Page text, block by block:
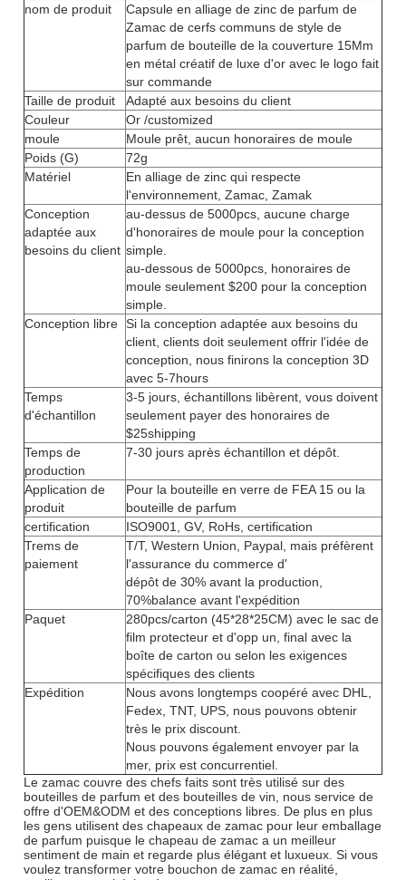
nom de produit
Capsule en alliage de zinc de parfum de
Zamac de cerfs communs de style de
parfum de bouteille de la couverture 15Mm
en métal créatif de luxe d'or avec le logo fait
sur commande
Taille de produit
Adapté aux besoins du client
Couleur
Or /customized
moule
Moule prêt, aucun honoraires de moule
Poids (G)
72g
Matériel
En alliage de zinc qui respecte
l'environnement, Zamac, Zamak
Conception
adaptée aux
besoins du client
au-dessus de 5000pcs, aucune charge
d'honoraires de moule pour la conception
simple.
au-dessous de 5000pcs, honoraires de
moule seulement $200 pour la conception
simple.
Conception libre Si la conception adaptée aux besoins du
client, clients doit seulement offrir l'idée de
conception, nous finirons la conception 3D
avec 5-7hours
Temps
d'échantillon
3-5 jours, échantillons libèrent, vous doivent
seulement payer des honoraires de
$25shipping
Temps de
production
7-30 jours après échantillon et dépôt.
Application de
produit
Pour la bouteille en verre de FEA 15 ou la
bouteille de parfum
certification
ISO9001, GV, RoHs, certification
Trems de
paiement
T/T, Western Union, Paypal, mais préfèrent
l'assurance du commerce d'
dépôt de 30% avant la production,
70%balance avant l'expédition
Paquet
280pcs/carton (45*28*25CM) avec le sac de
film protecteur et d'opp un, final avec la
boîte de carton ou selon les exigences
spécifiques des clients
Expédition
Nous avons longtemps coopéré avec DHL,
Fedex, TNT, UPS, nous pouvons obtenir
très le prix discount.
Nous pouvons également envoyer par la
mer, prix est concurrentiel.
Le zamac couvre des chefs faits sont très utilisé sur des
bouteilles de parfum et des bouteilles de vin, nous service de
offre d'OEM&ODM et des conceptions libres. De plus en plus
les gens utilisent des chapeaux de zamac pour leur emballage
de parfum puisque le chapeau de zamac a un meilleur
sentiment de main et regarde plus élégant et luxueux. Si vous
voulez transformer votre bouchon de zamac en réalité,